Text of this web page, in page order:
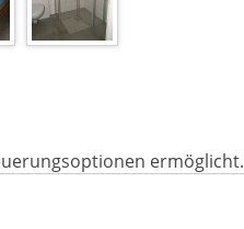
ermöglicht.